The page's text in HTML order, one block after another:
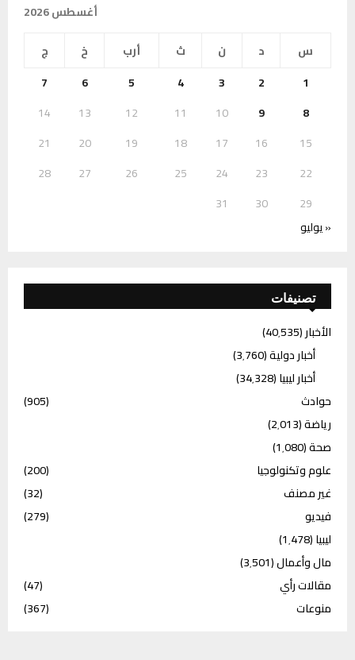
أغسطس 2026
س
د ن ث أرب خ
ج
1
2
3
4
5
6
7
8
9
10
11
12
13
14
15
16
17
18
19
20
21
22
23
24
25
26
27
28
29
30
31
« يوليو
تصنيفات
الأخبار(40٬535)
أخبار دولية(3٬760)
أخبار ليبيا(34٬328)
حوادث
(905)
رياضة(2٬013)
صحة(1٬080)
علوم وتكنولوجيا
(200)
غير مصنف
(32)
فيديو
(279)
ليبيا(1٬478)
مال وأعمال(3٬501)
مقالات رأي
(47)
منوعات
(367)